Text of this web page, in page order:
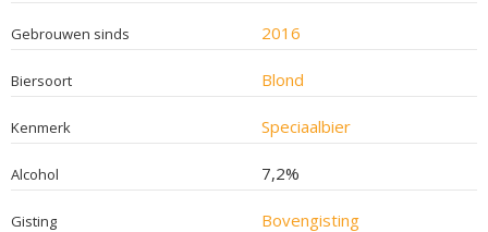
Gebrouwen sinds 2016
Biersoort Blond
Kenmerk Speciaalbier
Alcohol 7,2%
Gisting Bovengisting